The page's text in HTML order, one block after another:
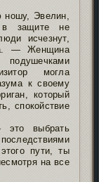
Эвелин,
защите не
исчезнут,
— Женщина
могла
к своему
который
спокойствие
выбрать
пути, ты
на все